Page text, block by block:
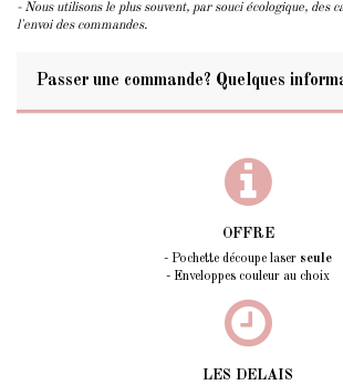
- Nous utilisons le plus souvent, par souci écologique, des
l'envoi des commandes.
Passer une commande? Quelques
OFFRE
- Pochette découpe laser seule
- Enveloppes couleur au choix
LES DELAIS